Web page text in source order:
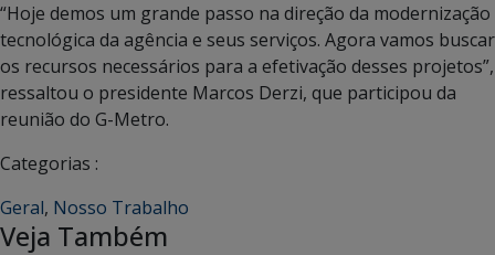
“Hoje demos um grande passo na direção da modernização
tecnológica da agência e seus serviços. Agora vamos buscar
os recursos necessários para a efetivação desses projetos”,
ressaltou o presidente Marcos Derzi, que participou da
reunião do G-Metro.
Categorias :
Geral, Nosso Trabalho
Veja Também